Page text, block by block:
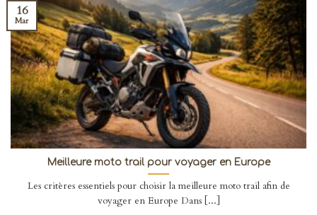
Meilleure moto trail pour voyager en Europe
Les critères essentiels pour choisir la meilleure moto trail afin de
voyager en Europe Dans [...]
16
Mar